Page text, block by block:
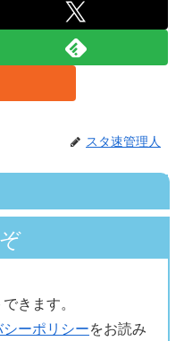
スタ速管理人
きます。
ーポリシーをお読み